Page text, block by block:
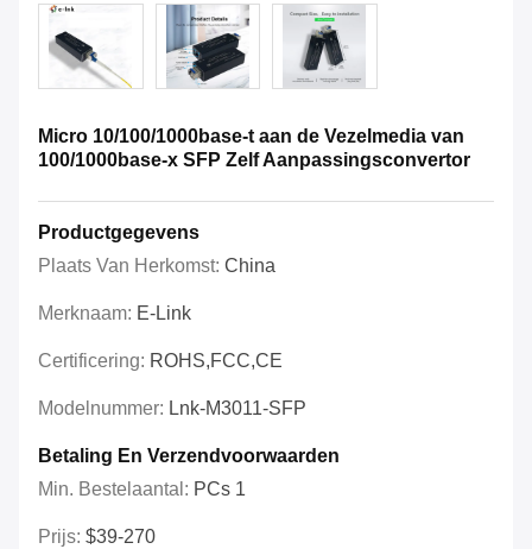
Micro 10/100/1000base-t aan de Vezelmedia van
100/1000base-x SFP Zelf Aanpassingsconvertor
Productgegevens
Plaats Van Herkomst: China
Merknaam: E-Link
Certificering: ROHS,FCC,CE
Modelnummer: Lnk-M3011-SFP
Betaling En Verzendvoorwaarden
Min. Bestelaantal: PCs 1
Prijs: $39-270